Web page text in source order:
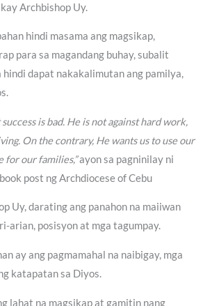
Archbishop Uy.
hindi masama ang magsikap,
para sa magandang buhay, subalit
dapat nakakalimutan ang pamilya,
success is bad. He is not against hard work,
On the contrary, He wants us to use our
for our families,”ayon sa pagninilay ni
post ng Archdiocese of Cebu
Uy, darating ang panahon na maiiwan
arian, posisyon at mga tagumpay.
ay ang pagmamahal na naibigay, mga
katapatan sa Diyos.
lahat na magsikap at gamitin nang